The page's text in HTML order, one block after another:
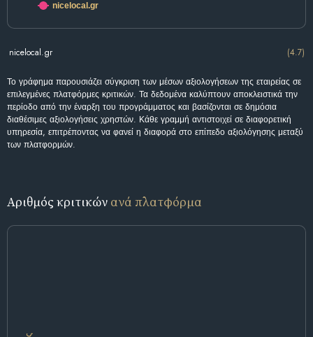
nicelocal.gr
nicelocal.gr (4.7)
Το γράφημα παρουσιάζει σύγκριση των μέσων αξιολογήσεων της εταιρείας σε
επιλεγμένες πλατφόρμες κριτικών. Τα δεδομένα καλύπτουν αποκλειστικά την
περίοδο από την έναρξη του προγράμματος και βασίζονται σε δημόσια
διαθέσιμες αξιολογήσεις χρηστών. Κάθε γραμμή αντιστοιχεί σε διαφορετική
υπηρεσία, επιτρέποντας να φανεί η διαφορά στο επίπεδο αξιολόγησης μεταξύ
των πλατφορμών.
Αριθμός κριτικών ανά πλατφόρμα